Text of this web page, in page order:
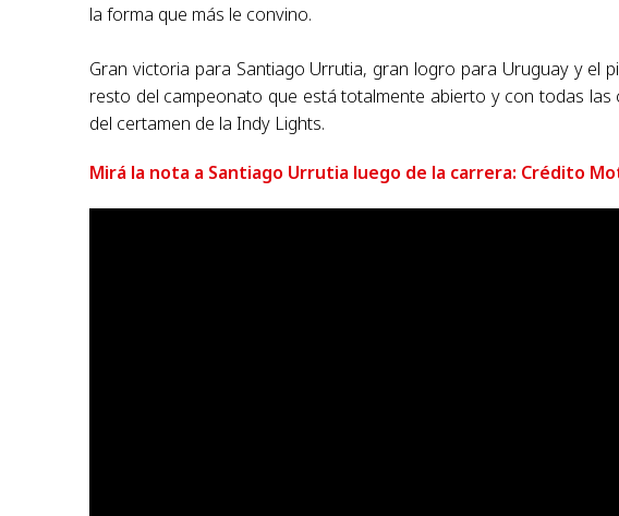
la forma que más le convino.
Gran victoria para Santiago Urrutia, gran logro para Uruguay y el
resto del campeonato que está totalmente abierto y con todas
del certamen de la Indy Lights.
Mirá la nota a Santiago Urrutia luego de la carrera: Crédito